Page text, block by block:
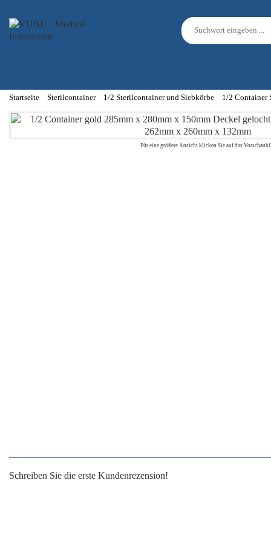
Startseite Sterilcontainer 1/2 Sterilcontainer und Siebkörbe 1/2 Container
Für eine größere Ansicht klicken Sie auf das
Schreiben Sie die erste Kundenrezension!